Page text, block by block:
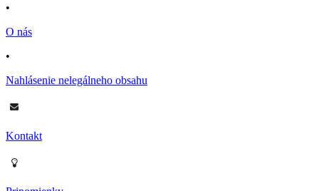
•
O nás
•
Nahlásenie nelegálneho obsahu
Kontakt